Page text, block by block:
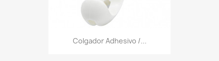
Colgador Adhesivo /...